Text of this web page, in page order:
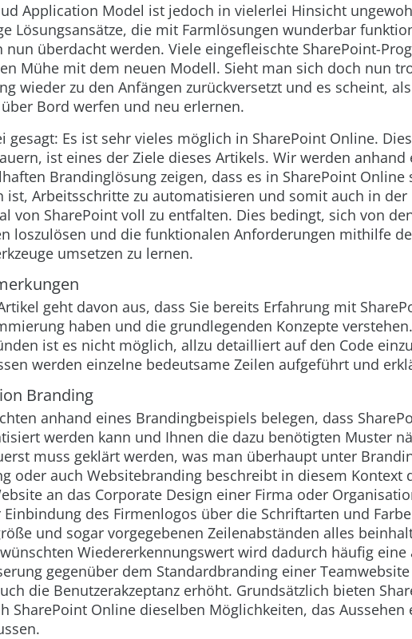
Application Model ist jedoch in vielerlei Hinsicht
Lösungsansätze, die mit Farmlösungen wunderbar
nun überdacht werden. Viele eingefleischte SharePoint-
Mühe mit dem neuen Modell. Sieht man sich doch nun
wieder zu den Anfängen zurückversetzt und es scheint,
Bord werfen und neu erlernen.
gesagt: Es ist sehr vieles möglich in SharePoint Online.
ist eines der Ziele dieses Artikels. Wir werden anhand
Brandinglösung zeigen, dass es in SharePoint Online
ist, Arbeitsschritte zu automatisieren und somit auch in der
von SharePoint voll zu entfalten. Dies bedingt, sich von
loszulösen und die funktionalen Anforderungen mithilfe
umsetzen zu lernen.
geht davon aus, dass Sie bereits Erfahrung mit
haben und die grundlegenden Konzepte
ist es nicht möglich, allzu detailliert auf den Code
werden einzelne bedeutsame Zeilen aufgeführt und
Branding
anhand eines Brandingbeispiels belegen, dass
werden kann und Ihnen die dazu benötigten Muster
muss geklärt werden, was man überhaupt unter
oder auch Websitebranding beschreibt in diesem Kontext
an das Corporate Design einer Firma oder
Einbindung des Firmenlogos über die Schriftarten und
und sogar vorgegebenen Zeilenabständen alles
Wiedererkennungswert wird dadurch häufig eine
gegenüber dem Standardbranding einer
die Benutzerakzeptanz erhöht. Grundsätzlich bieten
SharePoint Online dieselben Möglichkeiten, das Aussehen